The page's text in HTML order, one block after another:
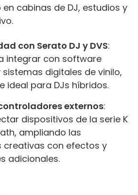
cabinas de DJ, estudios y
con Serato DJ y DVS:
integrar con software
digitales de vinilo,
ideal para DJs híbridos.
externos:
dispositivos de la serie K
ampliando las
creativas con efectos y
adicionales.